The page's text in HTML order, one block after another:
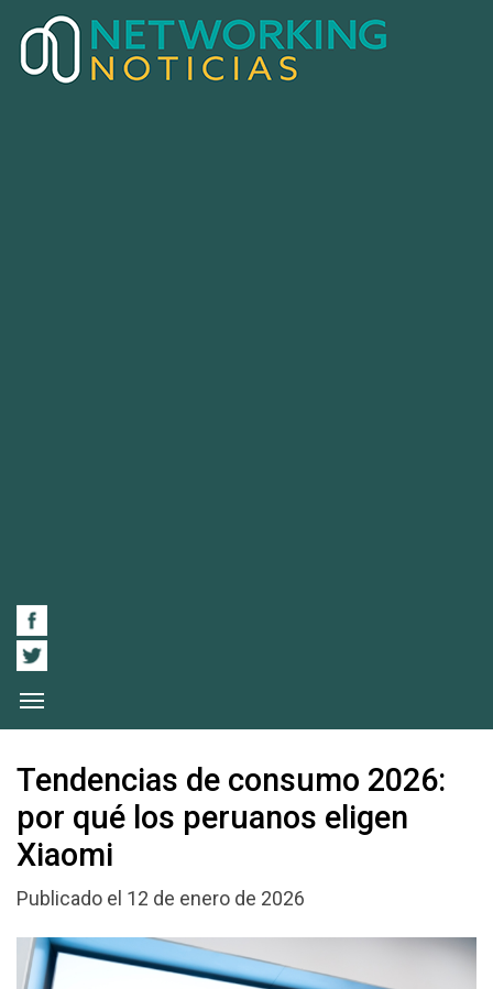
Tendencias de consumo 2026:
por qué los peruanos eligen
Xiaomi
Publicado el 12 de enero de 2026